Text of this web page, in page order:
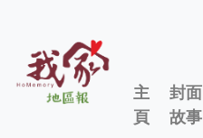
主
頁
封面
故事